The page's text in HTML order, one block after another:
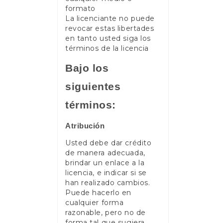
formato
La licenciante no puede
revocar estas libertades
en tanto usted siga los
términos de la licencia
Bajo los
siguientes
términos:
Atribución
Usted debe dar crédito
de manera adecuada,
brindar un enlace a la
licencia, e indicar si se
han realizado cambios.
Puede hacerlo en
cualquier forma
razonable, pero no de